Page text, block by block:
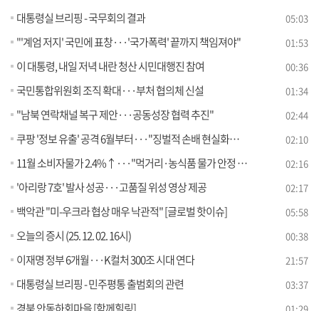
대통령실 브리핑 - 국무회의 결과 05:03
"'계엄 저지' 국민에 표창···'국가폭력' 끝까지 책임져야" 01:53
이 대통령, 내일 저녁 내란 청산 시민대행진 참여 00:36
국민통합위원회 조직 확대···부처 협의체 신설 01:34
"남북 연락채널 복구 제안···공동성장 협력 추진" 02:44
쿠팡 '정보 유출' 공격 6월부터···"징벌적 손배 현실화해야" 02:10
11월 소비자물가 2.4%↑···"먹거리·농식품 물가 안정 총력" 02:16
'아리랑 7호' 발사 성공···고품질 위성 영상 제공 02:17
백악관 "미-우크라 협상 매우 낙관적" [글로벌 핫이슈] 05:58
오늘의 증시 (25. 12. 02. 16시) 00:38
이재명 정부 6개월···K컬처 300조 시대 연다 21:57
대통령실 브리핑 - 민주평통 출범회의 관련 03:37